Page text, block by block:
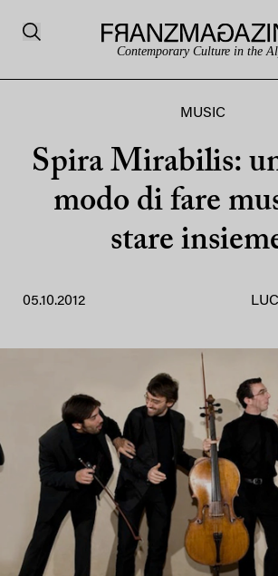
Contemporary Culture in the
MUSIC
Spira Mirabilis:
modo di fare
stare
05.10.2012